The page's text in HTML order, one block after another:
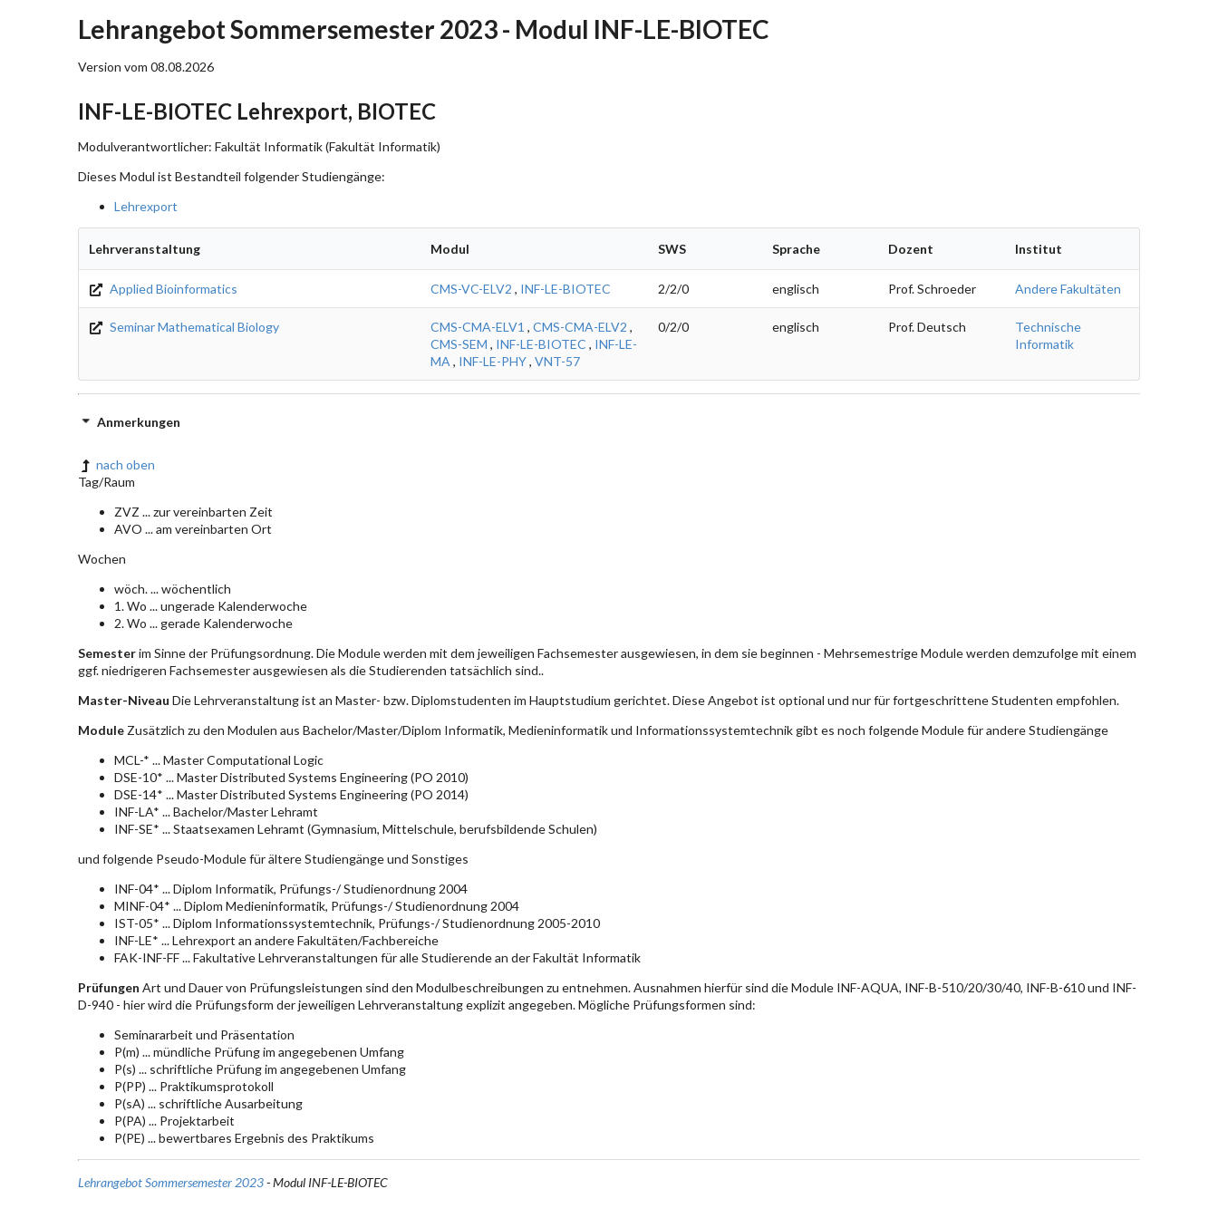
Lehrangebot Sommersemester 2023 - Modul INF-LE-BIOTEC
Version vom 08.08.2026
INF-LE-BIOTEC Lehrexport, BIOTEC
Modulverantwortlicher: Fakultät Informatik (Fakultät Informatik)
Dieses Modul ist Bestandteil folgender Studiengänge:
Lehrexport
Lehrveranstaltung Modul SWS Sprache Dozent Institut
Applied Bioinformatics CMS-VC-ELV2 , INF-LE-BIOTEC 2/2/0 englisch Prof. Schroeder Andere Fakultäten
Seminar Mathematical Biology CMS-CMA-ELV1 , CMS-CMA-ELV2 ,
CMS-SEM , INF-LE-BIOTEC , INF-LE-
MA , INF-LE-PHY, VNT-57
0/2/0 englisch Prof. Deutsch
Technische
Informatik
Anmerkungen
nach oben
Tag/Raum
ZVZ ... zur vereinbarten Zeit
AVO ... am vereinbarten Ort
Wochen
wöch. ... wöchentlich
1. Wo ... ungerade Kalenderwoche
2. Wo ... gerade Kalenderwoche
Semesterim Sinne der Prüfungsordnung. Die Module werden mit dem jeweiligen Fachsemester ausgewiesen, in dem sie beginnen - Mehrsemestrige Module werden demzufolge mit einem
ggf. niedrigeren Fachsemester ausgewiesen als die Studierenden tatsächlich sind..
Master-Niveau Die Lehrveranstaltung ist an Master- bzw. Diplomstudenten im Hauptstudium gerichtet. Diese Angebot ist optional und nur für fortgeschrittene Studenten empfohlen.
ModuleZusätzlich zu den Modulen aus Bachelor/Master/Diplom Informatik, Medieninformatik und Informationssystemtechnik gibt es noch folgende Module für andere Studiengänge
MCL-* ... Master Computational Logic
DSE-10* ... Master Distributed Systems Engineering (PO 2010)
DSE-14* ... Master Distributed Systems Engineering (PO 2014)
INF-LA* ... Bachelor/Master Lehramt
INF-SE* ... Staatsexamen Lehramt (Gymnasium, Mittelschule, berufsbildende Schulen)
und folgende Pseudo-Module für ältere Studiengänge und Sonstiges
INF-04* ... Diplom Informatik, Prüfungs-/ Studienordnung 2004
MINF-04* ... Diplom Medieninformatik, Prüfungs-/ Studienordnung 2004
IST-05* ... Diplom Informationssystemtechnik, Prüfungs-/ Studienordnung 2005-2010
INF-LE* ... Lehrexport an andere Fakultäten/Fachbereiche
FAK-INF-FF ... Fakultative Lehrveranstaltungen für alle Studierende an der Fakultät Informatik
Prüfungen Art und Dauer von Prüfungsleistungen sind den Modulbeschreibungen zu entnehmen. Ausnahmen hierfür sind die Module INF-AQUA, INF-B-510/20/30/40, INF-B-610 und INF-
D-940 - hier wird die Prüfungsform der jeweiligen Lehrveranstaltung explizit angegeben. Mögliche Prüfungsformen sind:
Seminararbeit und Präsentation
P(m) ... mündliche Prüfung im angegebenen Umfang
P(s) ... schriftliche Prüfung im angegebenen Umfang
P(PP) ... Praktikumsprotokoll
P(sA) ... schriftliche Ausarbeitung
P(PA) ... Projektarbeit
P(PE) ... bewertbares Ergebnis des Praktikums
Lehrangebot Sommersemester 2023- Modul INF-LE-BIOTEC